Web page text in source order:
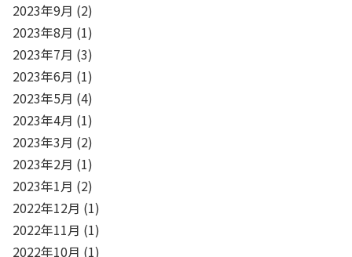
2023年9月 (2)
2023年8月 (1)
2023年7月 (3)
2023年6月 (1)
2023年5月 (4)
2023年4月 (1)
2023年3月 (2)
2023年2月 (1)
2023年1月 (2)
2022年12月 (1)
2022年11月 (1)
2022年10月 (1)